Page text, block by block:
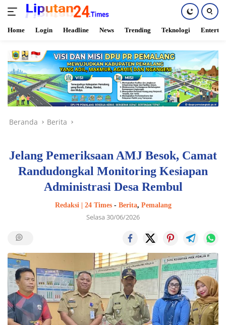
konten
Home Login Headline News Trending Teknologi
Beranda Berita
Jelang Pemeriksaan AMJ Besok, Camat
Randudongkal Monitoring Kesiapan
Administrasi Desa Rembul
Redaksi | 24 Times- Berita, Pemalang
Selasa 30/06/2026